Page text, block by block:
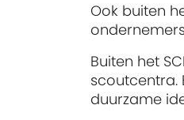
Ook buiten
Buiten het
scoutcentra.
duurzame